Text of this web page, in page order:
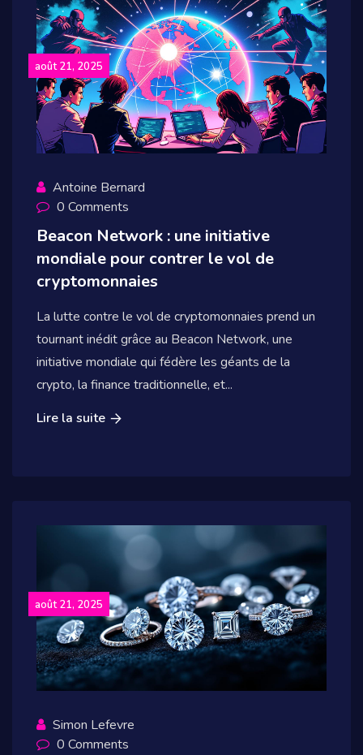
août 21, 2025
Antoine Bernard
0 Comments
Beacon Network : une initiative
mondiale pour contrer le vol de
cryptomonnaies
La lutte contre le vol de cryptomonnaies prend un
tournant inédit grâce au Beacon Network, une
initiative mondiale qui fédère les géants de la
crypto, la finance traditionnelle, et...
Lire la suite
août 21, 2025
Simon Lefevre
0 Comments